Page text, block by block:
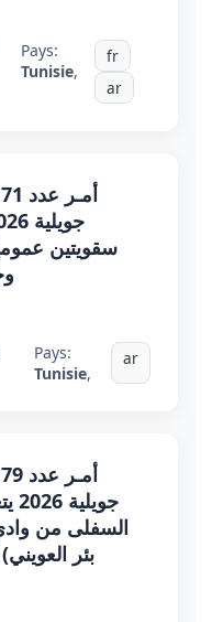
Pays:
Tunisie,
fr
ar
سقويتين
Pays:
Tunisie,
ar
السفلى من
بئر